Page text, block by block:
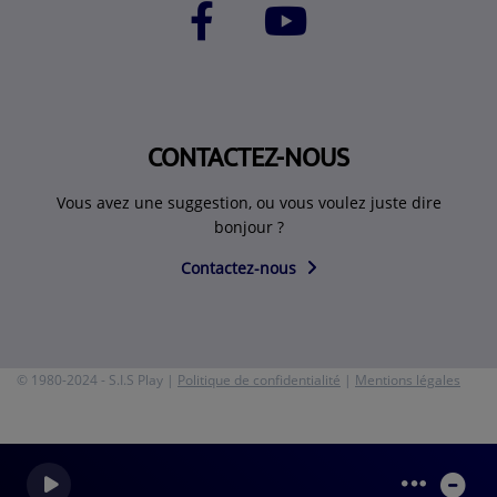
CONTACTEZ-NOUS
Vous avez une suggestion, ou vous voulez juste dire
bonjour ?
Contactez-nous
© 1980-2024 - S.I.S Play | Politique de confidentialité | Mentions légales